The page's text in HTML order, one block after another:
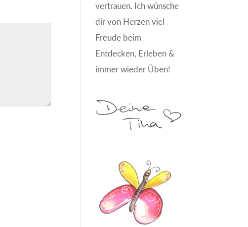
vertrauen. Ich wünsche
dir von Herzen viel
Freude beim
Entdecken, Erleben &
immer wieder Üben!